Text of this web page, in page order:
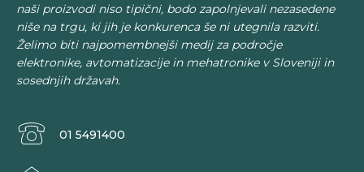
naši proizvodi niso tipični, bodo zapolnjevali nezasedene
niše na trgu, ki jih je konkurenca še ni utegnila razviti.
Želimo biti najpomembnejši medij za področje
elektronike, avtomatizacije in mehatronike v Sloveniji in
sosednjih državah.
01 5491400